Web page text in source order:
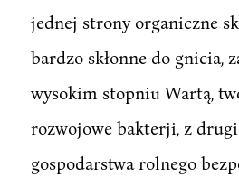
jednej strony organiczne
bardzo skłonne do gnicia,
wysokim stopniu Wartą,
rozwojowe bakterji, z
gospodarstwa rolnego